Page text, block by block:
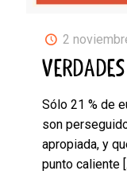
2
VERDADES
Sólo 21 % de
son
apropiada, y
punto caliente